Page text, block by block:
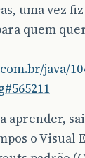
uma vez
quem
java/
aprender,
o Visual